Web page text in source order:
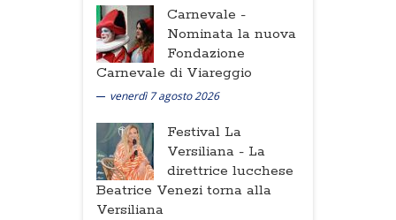
Carnevale -
Nominata la nuova
Fondazione
Carnevale di Viareggio
venerdì 7 agosto 2026
Festival La
Versiliana - La
direttrice lucchese
Beatrice Venezi torna alla
Versiliana